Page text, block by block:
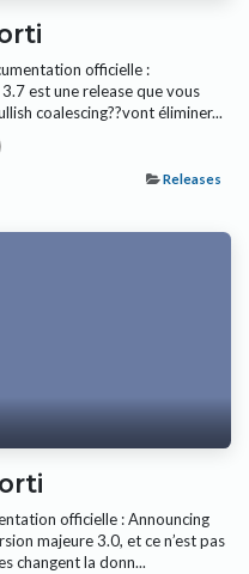
officielle :
est une release que vous
coalescing??vont éliminer...
Releases
officielle : Announcing
majeure 3.0, et ce n’est pas
changent la donn...